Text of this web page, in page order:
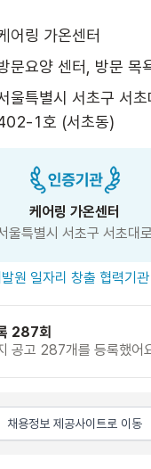
어링 가온센터
문요양 센터, 방문 목
울특별시 서초구 서
1호 (서초동)
케어링 가온센터
울특별시 서초구 서초대로
원 일자리 창출 협력기관
287회
공고 287개를 등록했어
채용정보 제공사이트로 이동